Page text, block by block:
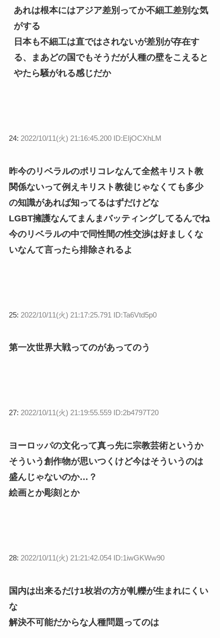
あれは根本にはアジア差別ってか不細工差別な気
がする
日本も不細工は直ではされないが差別が存在す
る、まあどの国でもそうだが人種の壁をこえると
やたら騒がれる感じだか
24: 2022/10/11(火) 21:16:45.200 ID:EIjOCXhLM
昨今のリベラルのポリコレなんて全然キリスト教
関係ないって例えキリスト教徒じゃなくても多少
の知識があれば知ってるはずだけどな
LGBT擁護なんてまんまバッティングしてるんでね
今のリベラルの中で同性間の性交渉は好ましくな
いなんて言ったら排除されるよ
25: 2022/10/11(火) 21:17:25.791 ID:Ta6Vtd5p0
第一次世界大戦ってのがあってのう
27: 2022/10/11(火) 21:19:55.559 ID:2b4797T20
ヨーロッパの文化って真っ先に宗教芸術というか
そういう創作物が思いつくけど今はそういうのは
盛んじゃないのか…？
絵画とか彫刻とか
28: 2022/10/11(火) 21:21:42.054 ID:1iwGKWw90
国内は出来るだけ1枚岩の方が軋轢が生まれにくい
な
解決不可能だからな人種問題ってのは